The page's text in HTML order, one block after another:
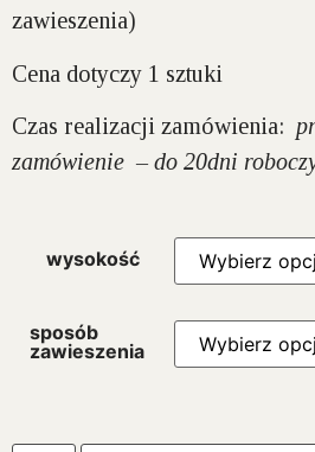
zawieszenia)
Cena dotyczy 1 sztuki
Czas realizacji zamówienia:
zamówienie – do 20dni
wysokość
sposób
zawieszenia